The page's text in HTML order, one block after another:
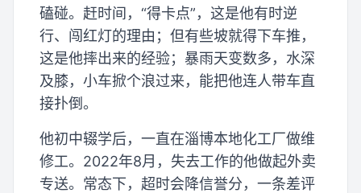
磕碰。赶时间，“得卡点”，这是他有时逆
行、闯红灯的理由；但有些坡就得下车推，
这是他摔出来的经验；暴雨天变数多，水深
及膝，小车掀个浪过来，能把他连人带车直
接扑倒。
他初中辍学后，一直在淄博本地化工厂做维
修工。2022年8月，失去工作的他做起外卖
专送。常态下，超时会降信誉分，一条差评